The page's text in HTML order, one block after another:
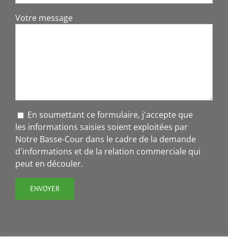
Votre message
En soumettant ce formulaire, j'accepte que
les informations saisies soient exploitées par
Notre Basse-Cour dans le cadre de la demande
d'informations et de la relation commerciale qui
peut en découler.